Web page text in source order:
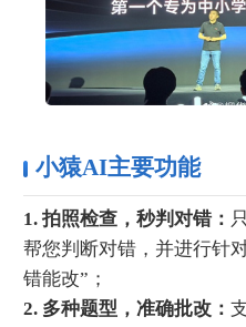
小猿AI主要功能
1. 拍照检查，秒判对错：
帮您判断对错，并进行针
错能改”；
2. 多种题型，准确批改：